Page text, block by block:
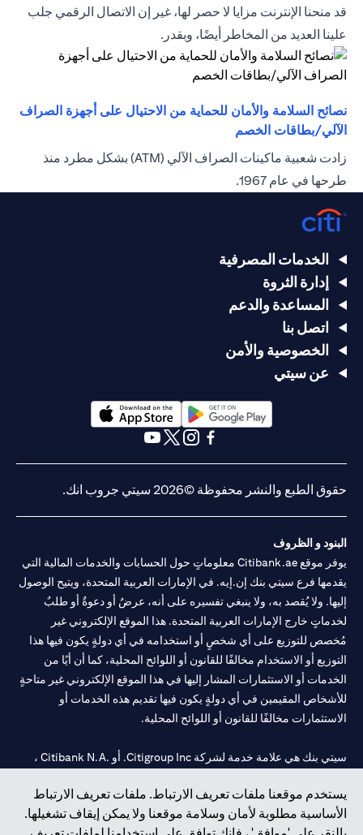
قد منحنا الإنترنت مزايا لا حصر لها، غير إن الاتصال الرقمي جلب
علينا العديد من المخاطر أيضًا، وبقدر.
نصائح السلامة والأمان للحماية من الاحتيال على أجهزة الصراف
الآلي/بطاقات الخصم
زادت شعبية ماكينات الصراف الآلي (ATM) بشكل مطرد منذ
طرحها في عام 1967.
يستخدم موقعنا ملفات تعريف الارتباط. ملفات تعريف الارتباط
الأساسية مطلوبة لأمان وسلامة موقعنا ولا يمكن إيقاف تشغيلها.
الخدمات المصرفية
إدارة الثروة
المساعدة والدعم
اتصل بنا
الخصوصية والأمن
عن سيتي
(opens in a new tab)
حقوق الطبع والنشر محفوظة ©2026 سيتي جروب انك.
البنود و الظروف
يوفر موقع Citibank.ae معلوماتٍ حول الحسابات والخدمات المالية التي
يقدمها فرع سيتي بنك إن.إيه. في الإمارات العربية المتحدة، ويتيح الوصول
إليها. ولا يُقصد به، ولا ينبغي تفسيره على أنه، عرضٌ أو دعوةٌ أو طلبٌ
لخدماتٍ خارج الإمارات العربية المتحدة. هذا الموقع الإلكتروني غير
مُخصص للتوزيع على أي شخصٍ أو استخدامه في أي دولةٍ يكون فيها هذا
التوزيع أو الاستخدام مخالفًا للقانون أو اللوائح المحلية، كما أن أيًا من
الخدمات أو الاستثمارات المشار إليها في هذا الموقع الإلكتروني غير متاحةٍ
للأشخاص المقيمين في أي دولةٍ يكون فيها تقديم هذه الخدمات أو
الاستثمارات مخالفًا للقانون أو اللوائح المحلية.
سيتي بنك هي علامة خدمة لشركة Citigroup Inc. أو .Citibank N.A ،
سيتي بنك إن. إيه. الإمارات مسجل لدى مصرف الإمارات المركزي تحت